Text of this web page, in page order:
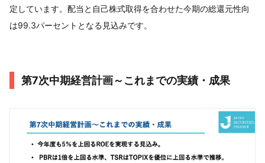
定しています。配当と自己株式取得を合わせた今期の総還元性向
は99.3パーセントとなる見込みです。
第7次中期経営計画～これまでの実績・成果